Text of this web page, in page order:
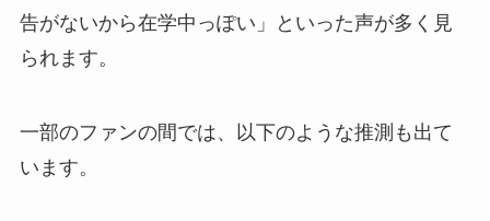
告がないから在学中っぽい」といった声が多く見
られます。
一部のファンの間では、以下のような推測も出て
います。